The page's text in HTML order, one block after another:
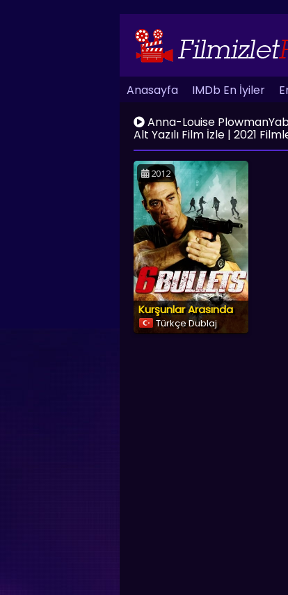
Anasayfa IMDb En İyiler
Anna-Louise
Alt Yazılı Film İzle | 2021
2012
Kurşunlar Arasında
Türkçe Dublaj